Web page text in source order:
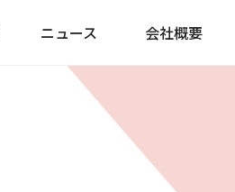
ニュース 会社概要